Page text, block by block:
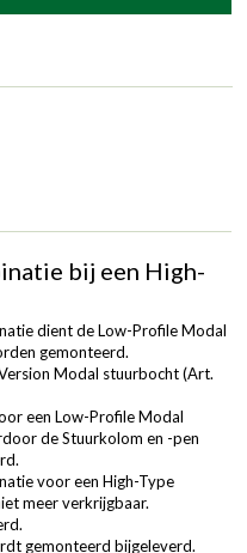
bij een High-
dient de Low-Profile Modal
gemonteerd.
Modal stuurbocht (Art.
een Low-Profile Modal
de Stuurkolom en -pen
voor een High-Type
meer verkrijgbaar.
gemonteerd bijgeleverd.